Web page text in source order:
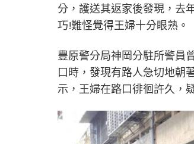
分，護送其返家後發現，去
巧!難怪覺得王婦十分眼熟。
豐原警分局神岡分駐所警員
口時，發現有路人急切地朝
示，王婦在路口徘徊許久，